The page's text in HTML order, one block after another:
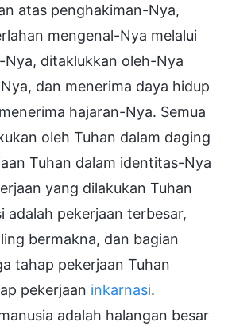
atas penghakiman-Nya,
mengenal-Nya melalui
ditaklukkan oleh-Nya
dan menerima daya hidup
hajaran-Nya. Semua
oleh Tuhan dalam daging
Tuhan dalam identitas-Nya
yang dilakukan Tuhan
adalah pekerjaan terbesar,
bermakna, dan bagian
tahap pekerjaan Tuhan
pekerjaan inkarnasi.
adalah halangan besar